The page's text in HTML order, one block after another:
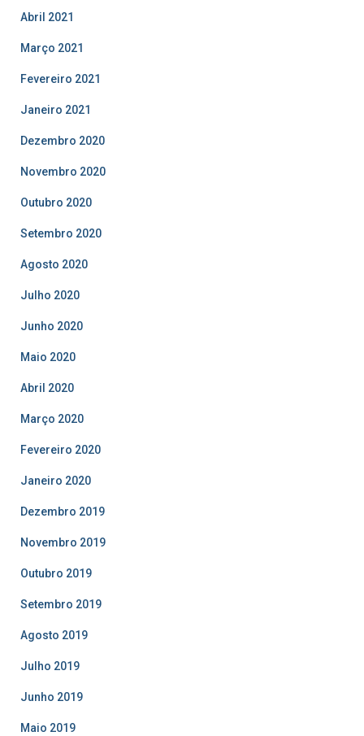
Abril 2021
Março 2021
Fevereiro 2021
Janeiro 2021
Dezembro 2020
Novembro 2020
Outubro 2020
Setembro 2020
Agosto 2020
Julho 2020
Junho 2020
Maio 2020
Abril 2020
Março 2020
Fevereiro 2020
Janeiro 2020
Dezembro 2019
Novembro 2019
Outubro 2019
Setembro 2019
Agosto 2019
Julho 2019
Junho 2019
Maio 2019